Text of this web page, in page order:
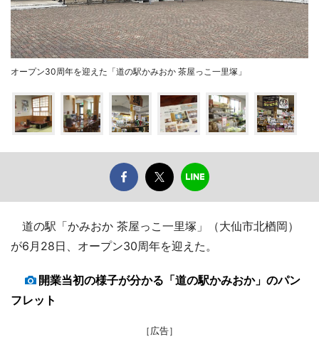
オープン30周年を迎えた「道の駅かみおか 茶屋っこ一里塚」
道の駅「かみおか 茶屋っこ一里塚」（大仙市北楢岡）
が6月28日、オープン30周年を迎えた。
開業当初の様子が分かる「道の駅かみおか」のパン
フレット
［広告］